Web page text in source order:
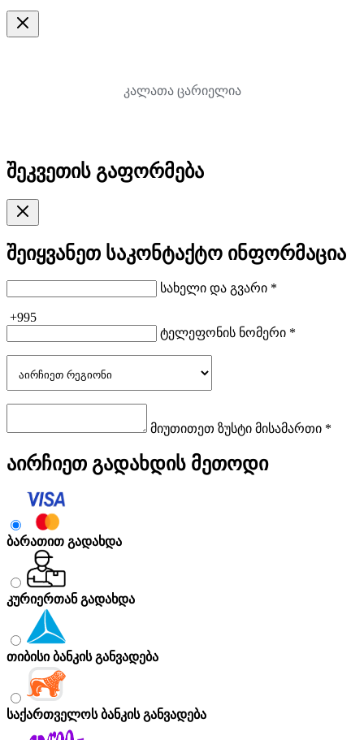
კალათა ცარიელია
შეკვეთის გაფორმება
შეიყვანეთ საკონტაქტო ინფორმაცია
სახელი და გვარი *
+995
ტელეფონის ნომერი *
მიუთითეთ ზუსტი მისამართი *
აირჩიეთ გადახდის მეთოდი
ბარათით გადახდა
კურიერთან გადახდა
თიბისი ბანკის განვადება
საქართველოს ბანკის განვადება